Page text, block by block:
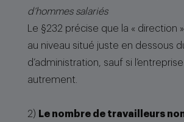
d’hommes salariés
Le §232 précise que la « direction
au niveau situé juste en dessous
d’administration, sauf si
autrement.
2) Le nombre de travailleurs